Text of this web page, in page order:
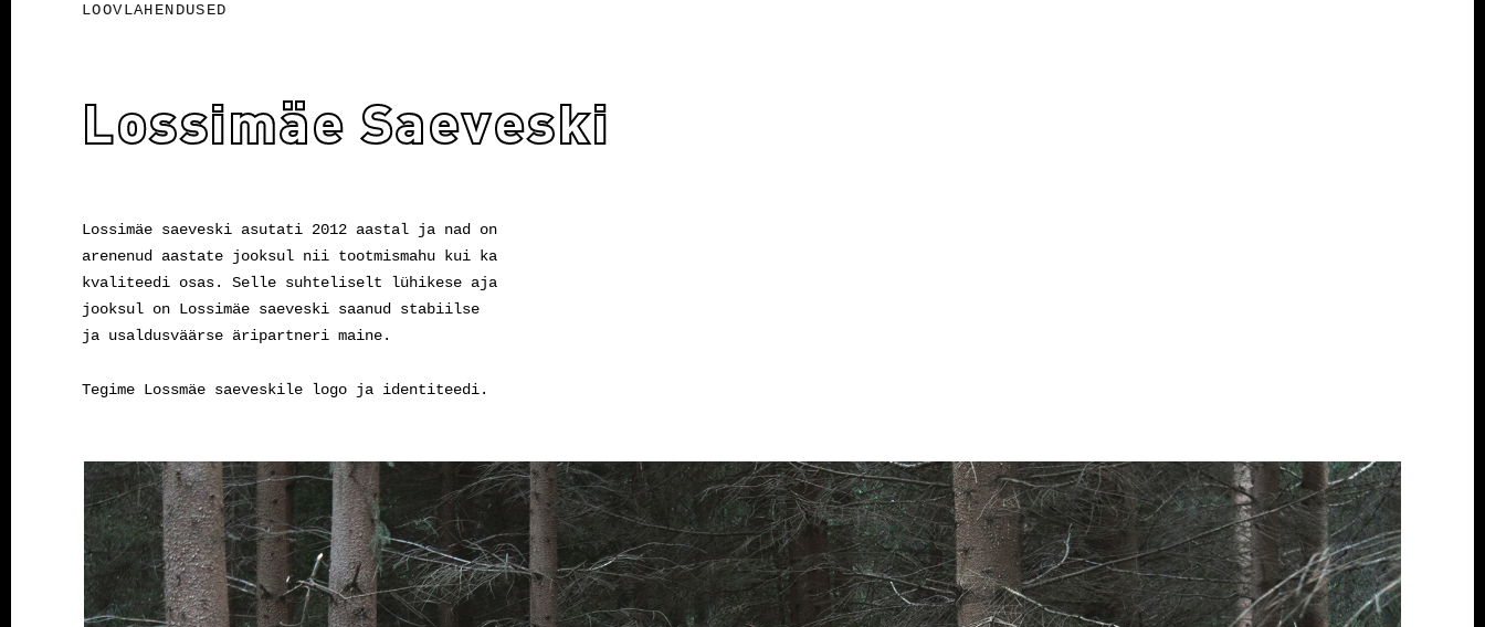
LOOVLAHENDUSED
Lossimäe Saeveski
Lossimäe saeveski asutati 2012 aastal ja nad on
arenenud aastate jooksul nii tootmismahu kui ka
kvaliteedi osas. Selle suhteliselt lühikese aja
jooksul on Lossimäe saeveski saanud stabiilse
ja usaldusväärse äripartneri maine.
Tegime Lossmäe saeveskile logo ja identiteedi.